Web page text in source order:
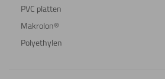
PVC platten
Makrolon®
Polyethylen